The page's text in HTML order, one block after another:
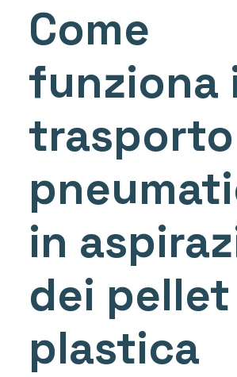
Come
funziona
trasporto
in
dei
plastica